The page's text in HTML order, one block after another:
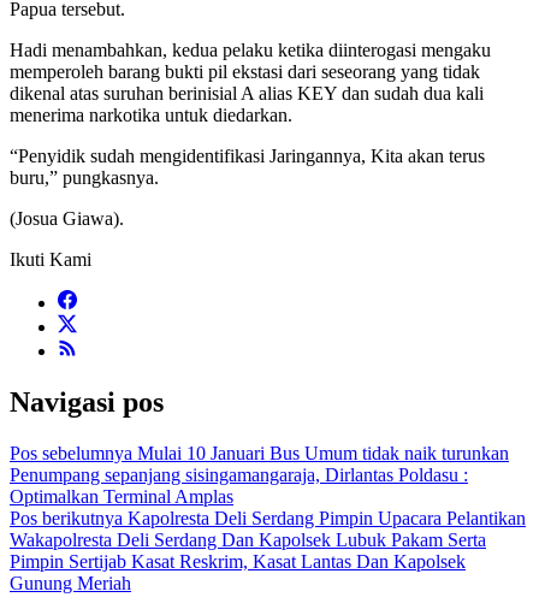
Papua tersebut.
Hadi menambahkan, kedua pelaku ketika diinterogasi mengaku
memperoleh barang bukti pil ekstasi dari seseorang yang tidak
dikenal atas suruhan berinisial A alias KEY dan sudah dua kali
menerima narkotika untuk diedarkan.
“Penyidik sudah mengidentifikasi Jaringannya, Kita akan terus
buru,” pungkasnya.
(Josua Giawa).
Ikuti Kami
Navigasi pos
Pos sebelumnya Mulai 10 Januari Bus Umum tidak naik turunkan
Penumpang sepanjang sisingamangaraja, Dirlantas Poldasu :
Optimalkan Terminal Amplas
Pos berikutnya Kapolresta Deli Serdang Pimpin Upacara Pelantikan
Wakapolresta Deli Serdang Dan Kapolsek Lubuk Pakam Serta
Pimpin Sertijab Kasat Reskrim, Kasat Lantas Dan Kapolsek
Gunung Meriah